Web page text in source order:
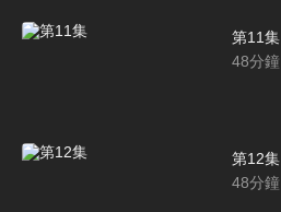
第11集
48分鐘
第12集
48分鐘